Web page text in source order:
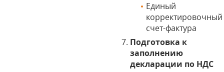
Единый
корректировочный
счет-фактура
Подготовка к
заполнению
декларации по НДС